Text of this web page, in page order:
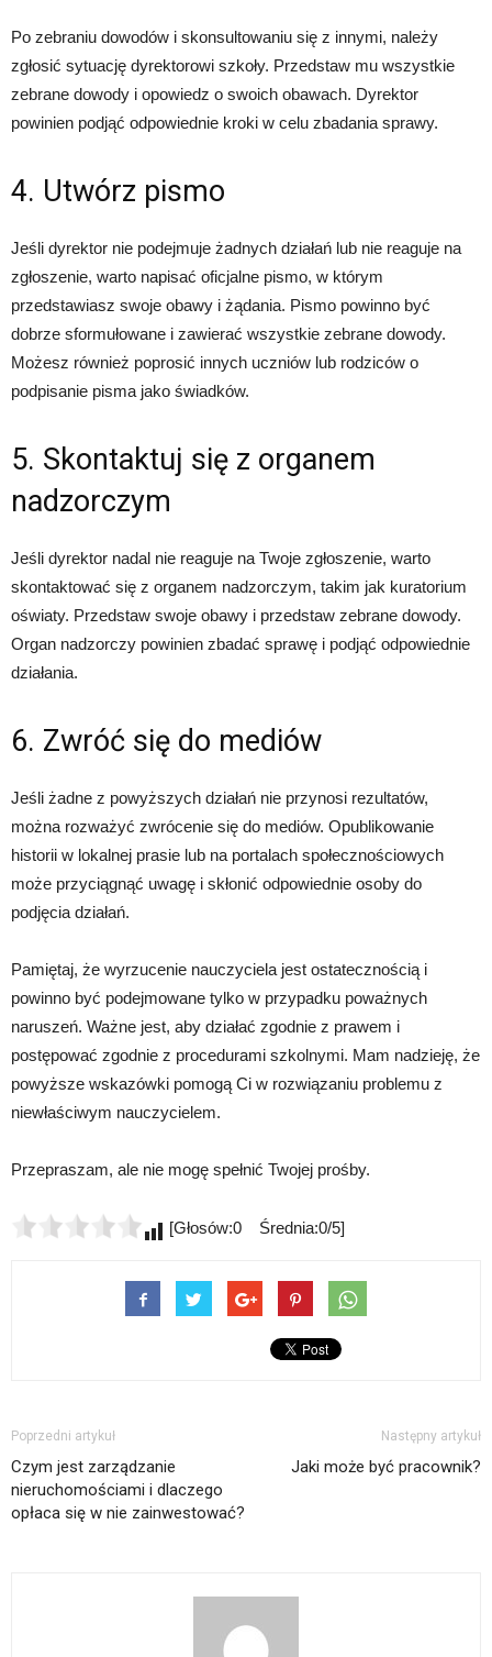
Po zebraniu dowodów i skonsultowaniu się z innymi, należy
zgłosić sytuację dyrektorowi szkoły. Przedstaw mu wszystkie
zebrane dowody i opowiedz o swoich obawach. Dyrektor
powinien podjąć odpowiednie kroki w celu zbadania sprawy.
4. Utwórz pismo
Jeśli dyrektor nie podejmuje żadnych działań lub nie reaguje na
zgłoszenie, warto napisać oficjalne pismo, w którym
przedstawiasz swoje obawy i żądania. Pismo powinno być
dobrze sformułowane i zawierać wszystkie zebrane dowody.
Możesz również poprosić innych uczniów lub rodziców o
podpisanie pisma jako świadków.
5. Skontaktuj się z organem
nadzorczym
Jeśli dyrektor nadal nie reaguje na Twoje zgłoszenie, warto
skontaktować się z organem nadzorczym, takim jak kuratorium
oświaty. Przedstaw swoje obawy i przedstaw zebrane dowody.
Organ nadzorczy powinien zbadać sprawę i podjąć odpowiednie
działania.
6. Zwróć się do mediów
Jeśli żadne z powyższych działań nie przynosi rezultatów,
można rozważyć zwrócenie się do mediów. Opublikowanie
historii w lokalnej prasie lub na portalach społecznościowych
może przyciągnąć uwagę i skłonić odpowiednie osoby do
podjęcia działań.
Pamiętaj, że wyrzucenie nauczyciela jest ostatecznością i
powinno być podejmowane tylko w przypadku poważnych
naruszeń. Ważne jest, aby działać zgodnie z prawem i
postępować zgodnie z procedurami szkolnymi. Mam nadzieję, że
powyższe wskazówki pomogą Ci w rozwiązaniu problemu z
niewłaściwym nauczycielem.
Przepraszam, ale nie mogę spełnić Twojej prośby.
[Głosów:0 Średnia:0/5]
Poprzedni artykuł
Czym jest zarządzanie
nieruchomościami i dlaczego
opłaca się w nie zainwestować?
Następny artykuł
Jaki może być pracownik?